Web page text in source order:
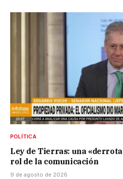
POLÍTICA
Ley de Tierras: una
rol de la comunicación
9 de agosto de 2026